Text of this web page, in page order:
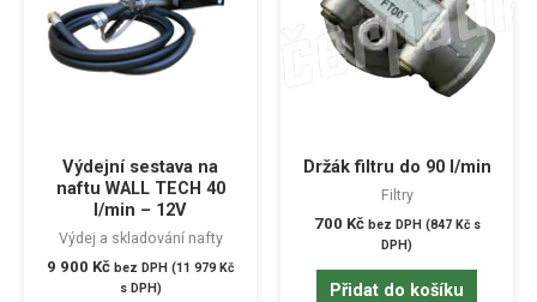
Výdejní sestava na
naftu WALL TECH 40
l/min – 12V
Výdej a skladování nafty
9 900 Kč bez DPH (11 979Kč
s DPH)
Držák filtru do 90 l/min
Filtry
700 Kč bez DPH (847 Kčs
DPH)
Přidat do košíku